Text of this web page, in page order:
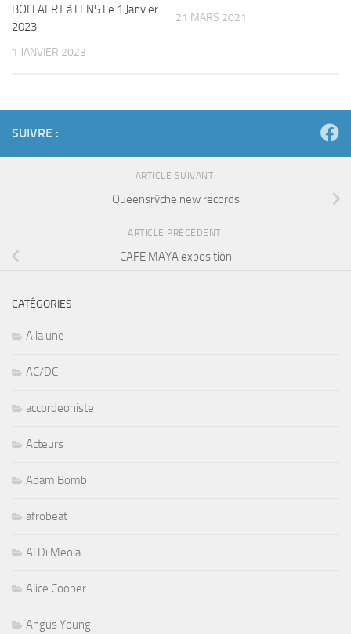
BOLLAERT à LENS Le 1 Janvier
2023
1 JANVIER 2023
21 MARS 2021
SUIVRE :
ARTICLE SUIVANT
Queensrÿche new records
ARTICLE PRÉCÉDENT
CAFE MAYA exposition
CATÉGORIES
A la une
AC/DC
accordeoniste
Acteurs
Adam Bomb
afrobeat
Al Di Meola
Alice Cooper
Angus Young